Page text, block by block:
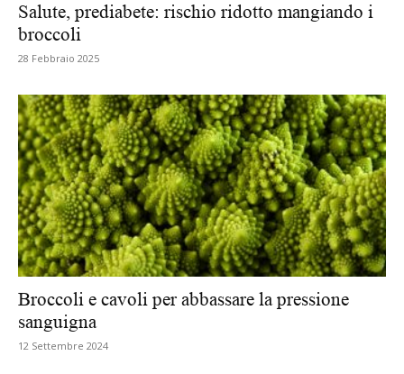
Salute, prediabete: rischio ridotto mangiando i
broccoli
28 Febbraio 2025
Broccoli e cavoli per abbassare la pressione
sanguigna
12 Settembre 2024